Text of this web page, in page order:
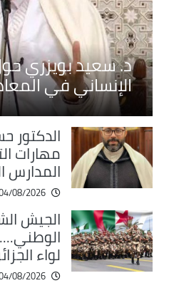
د. سعيد بويزري
الإنساني في
الدكتور
مهارات
المدارس
08/2026 - 13:11
الجيش
لواء
08/2026 - 12:48